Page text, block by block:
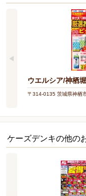
ウエルシア/神栖
〒314-0135 茨城県神栖
ケーズデンキの他の